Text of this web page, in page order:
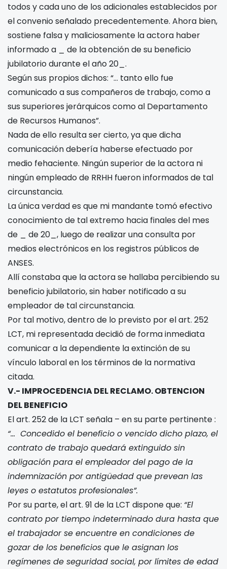
todos y cada uno de los adicionales establecidos por
el convenio señalado precedentemente. Ahora bien,
sostiene falsa y maliciosamente la actora haber
informado a _ de la obtención de su beneficio
jubilatorio durante el año 20_.
Según sus propios dichos: “… tanto ello fue
comunicado a sus compañeros de trabajo, como a
sus superiores jerárquicos como al Departamento
de Recursos Humanos”.
Nada de ello resulta ser cierto, ya que dicha
comunicación debería haberse efectuado por
medio fehaciente. Ningún superior de la actora ni
ningún empleado de RRHH fueron informados de tal
circunstancia.
La única verdad es que mi mandante tomó efectivo
conocimiento de tal extremo hacia finales del mes
de _ de 20_, luego de realizar una consulta por
medios electrónicos en los registros públicos de
ANSES.
Allí constaba que la actora se hallaba percibiendo su
beneficio jubilatorio, sin haber notificado a su
empleador de tal circunstancia.
Por tal motivo, dentro de lo previsto por el art. 252
LCT, mi representada decidió de forma inmediata
comunicar a la dependiente la extinción de su
vínculo laboral en los términos de la normativa
citada.
V.- IMPROCEDENCIA DEL RECLAMO. OBTENCION
DEL BENEFICIO
El art. 252 de la LCT señala – en su parte pertinente :
“… Concedido el beneficio o vencido dicho plazo, el
contrato de trabajo quedará extinguido sin
obligación para el empleador del pago de la
indemnización por antigüedad que prevean las
leyes o estatutos profesionales”.
Por su parte, el art. 91 de la LCT dispone que: “El
contrato por tiempo indeterminado dura hasta que
el trabajador se encuentre en condiciones de
gozar de los beneficios que le asignan los
regímenes de seguridad social, por límites de edad